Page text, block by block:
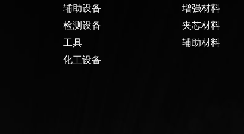
辅助设备
检测设备
工具
化工设备
增强材料
夹芯材料
辅助材料